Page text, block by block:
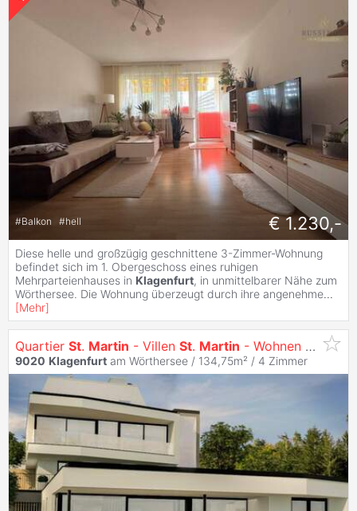
#Balkon #hell € 1.230,-
Diese helle und großzügig geschnittene 3-Zimmer-Wohnung
befindet sich im 1. Obergeschoss eines ruhigen
Mehrparteienhauses in Klagenfurt, in unmittelbarer Nähe zum
Wörthersee. Die Wohnung überzeugt durch ihre angenehme...
[Mehr]
Quartier St. Martin - Villen St. Martin - Wohnen mit Ausblick
9020 Klagenfurt am Wörthersee / 134,75m² / 4 Zimmer